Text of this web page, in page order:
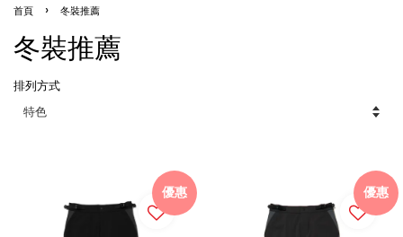
首頁 › 冬裝推薦
冬裝推薦
排列方式
優惠 優惠